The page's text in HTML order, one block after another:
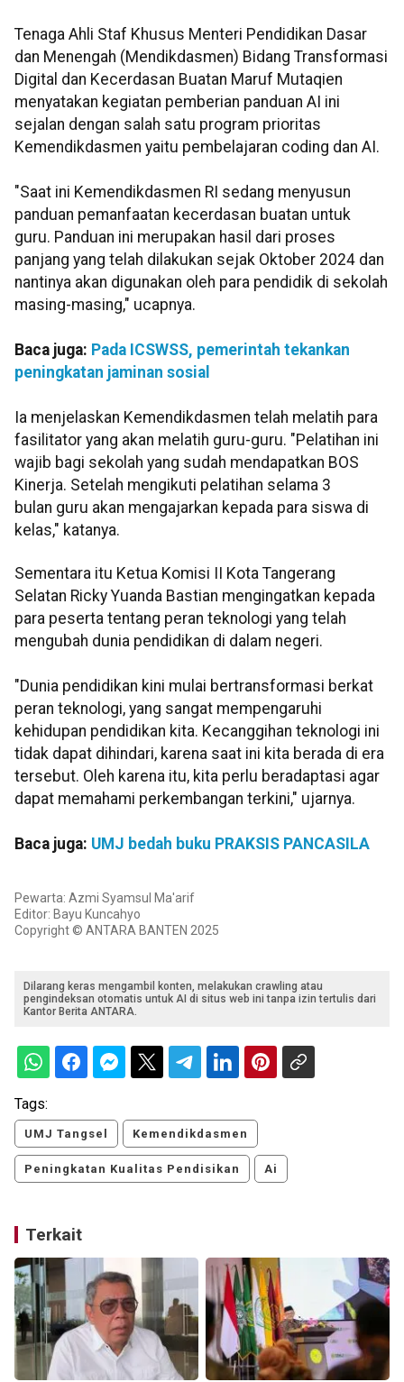
Tenaga Ahli Staf Khusus Menteri Pendidikan Dasar
dan Menengah (Mendikdasmen) Bidang Transformasi
Digital dan Kecerdasan Buatan Maruf Mutaqien
menyatakan kegiatan pemberian panduan AI ini
sejalan dengan salah satu program prioritas
Kemendikdasmen yaitu pembelajaran coding dan AI.
"Saat ini Kemendikdasmen RI sedang menyusun
panduan pemanfaatan kecerdasan buatan untuk
guru. Panduan ini merupakan hasil dari proses
panjang yang telah dilakukan sejak Oktober 2024 dan
nantinya akan digunakan oleh para pendidik di sekolah
masing-masing," ucapnya.
Baca juga: Pada ICSWSS, pemerintah tekankan
peningkatan jaminan sosial
Ia menjelaskan Kemendikdasmen telah melatih para
fasilitator yang akan melatih guru-guru. "Pelatihan ini
wajib bagi sekolah yang sudah mendapatkan BOS
Kinerja. Setelah mengikuti pelatihan selama 3
bulan guru akan mengajarkan kepada para siswa di
kelas," katanya.
Sementara itu Ketua Komisi II Kota Tangerang
Selatan Ricky Yuanda Bastian mengingatkan kepada
para peserta tentang peran teknologi yang telah
mengubah dunia pendidikan di dalam negeri.
"Dunia pendidikan kini mulai bertransformasi berkat
peran teknologi, yang sangat mempengaruhi
kehidupan pendidikan kita. Kecanggihan teknologi ini
tidak dapat dihindari, karena saat ini kita berada di era
tersebut. Oleh karena itu, kita perlu beradaptasi agar
dapat memahami perkembangan terkini," ujarnya.
Baca juga: UMJ bedah buku PRAKSIS PANCASILA
Pewarta: Azmi Syamsul Ma'arif
Editor: Bayu Kuncahyo
Copyright © ANTARA BANTEN 2025
Dilarang keras mengambil konten, melakukan crawling atau
pengindeksan otomatis untuk AI di situs web ini tanpa izin tertulis dari
Kantor Berita ANTARA.
Tags:
UMJ Tangsel Kemendikdasmen
Peningkatan Kualitas Pendisikan Ai
Terkait